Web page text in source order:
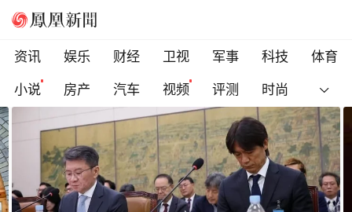
资讯 娱乐 财经 卫视 军事 科技
体育
小说
房产 汽车 视频 评测 时尚